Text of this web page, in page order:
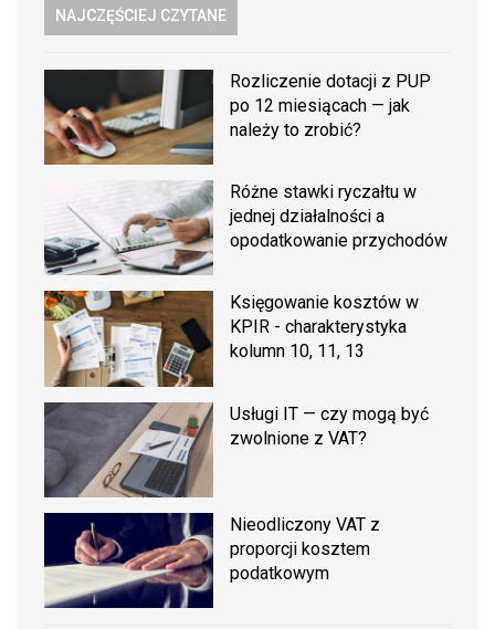
NAJCZĘŚCIEJ CZYTANE
Rozliczenie dotacji z PUP
po 12 miesiącach — jak
należy to zrobić?
Różne stawki ryczałtu w
jednej działalności a
opodatkowanie przychodów
Księgowanie kosztów w
KPIR - charakterystyka
kolumn 10, 11, 13
Usługi IT — czy mogą być
zwolnione z VAT?
Nieodliczony VAT z
proporcji kosztem
podatkowym